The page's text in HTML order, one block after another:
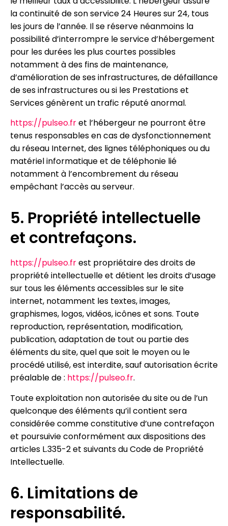
la continuité de son service 24 Heures sur 24, tous
les jours de l’année. Il se réserve néanmoins la
possibilité d’interrompre le service d’hébergement
pour les durées les plus courtes possibles
notamment à des fins de maintenance,
d’amélioration de ses infrastructures, de défaillance
de ses infrastructures ou si les Prestations et
Services génèrent un trafic réputé anormal.
https://pulseo.fret l’hébergeur ne pourront être
tenus responsables en cas de dysfonctionnement
du réseau Internet, des lignes téléphoniques ou du
matériel informatique et de téléphonie lié
notamment à l’encombrement du réseau
empêchant l’accès au serveur.
5. Propriété intellectuelle
et contrefaçons.
https://pulseo.frest propriétaire des droits de
propriété intellectuelle et détient les droits d’usage
sur tous les éléments accessibles sur le site
internet, notamment les textes, images,
graphismes, logos, vidéos, icônes et sons. Toute
reproduction, représentation, modification,
publication, adaptation de tout ou partie des
éléments du site, quel que soit le moyen ou le
procédé utilisé, est interdite, sauf autorisation écrite
préalable de : https://pulseo.fr.
Toute exploitation non autorisée du site ou de l’un
quelconque des éléments qu’il contient sera
considérée comme constitutive d’une contrefaçon
et poursuivie conformément aux dispositions des
articles L.335-2 et suivants du Code de Propriété
Intellectuelle.
6. Limitations de
responsabilité.